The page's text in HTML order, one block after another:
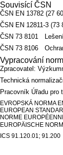
Souvisící ČSN
ČSN EN 13782 (27
ČSN EN 12811-3
ČSN 73 8101
ČSN 73 8106
Vypracování
Zpracovatel:
Technická
Pracovník Úřadu
EVROPSKÁ NORMA
EUROPEAN
NORME
EUROPÄISCHE NORM
ICS 91.120.01; 91.200